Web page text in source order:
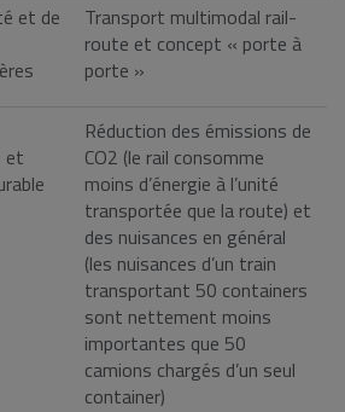
et de
Transport multimodal rail-
route et concept « porte à
porte »
et
Réduction des émissions de
CO2 (le rail consomme
moins d’énergie à l’unité
transportée que la route) et
des nuisances en général
(les nuisances d’un train
transportant 50 containers
sont nettement moins
importantes que 50
camions chargés d’un seul
container)